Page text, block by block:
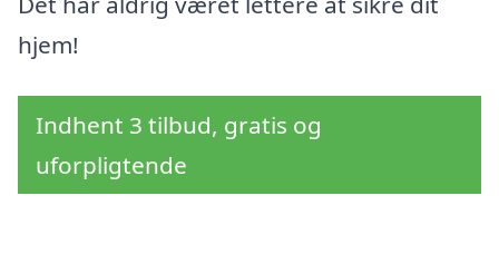
hjem!
Indhent 3 tilbud, gratis og
uforpligtende